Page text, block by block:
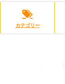
カテゴリー